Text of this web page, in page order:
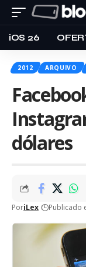
iOS 26
2012 ARQUIVO
dólares
PoriLex Publicado